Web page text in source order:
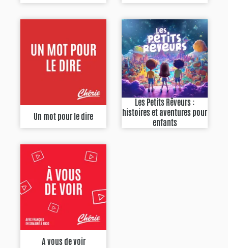
Un mot pour le dire
Les Petits Rêveurs :
histoires et aventures pour
enfants
A vous de voir